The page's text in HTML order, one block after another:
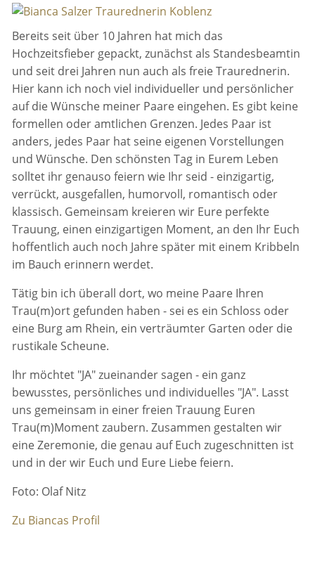
Bereits seit über 10 Jahren hat mich das
Hochzeitsfieber gepackt, zunächst als Standesbeamtin
und seit drei Jahren nun auch als freie Traurednerin.
Hier kann ich noch viel individueller und persönlicher
auf die Wünsche meiner Paare eingehen. Es gibt keine
formellen oder amtlichen Grenzen. Jedes Paar ist
anders, jedes Paar hat seine eigenen Vorstellungen
und Wünsche. Den schönsten Tag in Eurem Leben
solltet ihr genauso feiern wie Ihr seid - einzigartig,
verrückt, ausgefallen, humorvoll, romantisch oder
klassisch. Gemeinsam kreieren wir Eure perfekte
Trauung, einen einzigartigen Moment, an den Ihr Euch
hoffentlich auch noch Jahre später mit einem Kribbeln
im Bauch erinnern werdet.
Tätig bin ich überall dort, wo meine Paare Ihren
Trau(m)ort gefunden haben - sei es ein Schloss oder
eine Burg am Rhein, ein verträumter Garten oder die
rustikale Scheune.
Ihr möchtet "JA" zueinander sagen - ein ganz
bewusstes, persönliches und individuelles "JA". Lasst
uns gemeinsam in einer freien Trauung Euren
Trau(m)Moment zaubern. Zusammen gestalten wir
eine Zeremonie, die genau auf Euch zugeschnitten ist
und in der wir Euch und Eure Liebe feiern.
Foto: Olaf Nitz
Zu Biancas Profil